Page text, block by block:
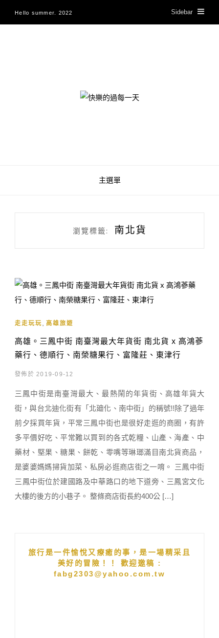
Hello summer. 2022 Sidebar
快樂的過每一天
主選單
瀏覽標籤: 南北貨
走走玩玩 高雄旅遊
高雄。三鳳中街 南臺灣最大年貨街 南北貨 x 高鴻蔘
藥行、德順行、南榮糖果行、富隆莊、東津行
發佈於 2019-09-12
三鳳中街是南臺灣最大、最熱鬧的年貨街、高雄年貨大
街，與台北迪化街有「北廸化、南中街」的稱號!!除了過年
前夕採買年貨，平常三鳳中街也是很好走逛的商圈，有許
多平價好吃、平常難以買到的各式乾糧、山產、海產、中
藥材、堅果、糖果、餅乾、零嘴等琳瑯滿目南北貨商品，
是婆婆媽媽掃貨加菜、私房必逛商店街之一唷。 三鳳中街
三鳳中街位於建國路及中華路口的地下道旁、三鳳宮文化
大樓的後方的小巷子。 整條商店街長約400公 […]
旅行是一件愉悅又療癒的事，是一場精采且
美好的冒險！！ 歡迎邀稿 :
fabg2303@yahoo.com.tw